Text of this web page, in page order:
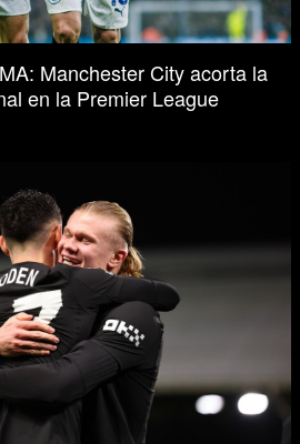
Manchester City acorta la
en la Premier League